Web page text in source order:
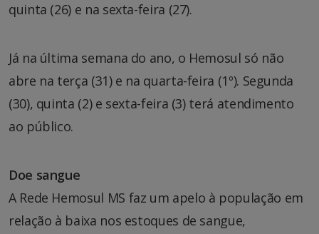
quinta (26) e na sexta-feira (27).
Já na última semana do ano, o Hemosul só não
abre na terça (31) e na quarta-feira (1º). Segunda
(30), quinta (2) e sexta-feira (3) terá atendimento
ao público.
Doe sangue
A Rede Hemosul MS faz um apelo à população em
relação à baixa nos estoques de sangue,